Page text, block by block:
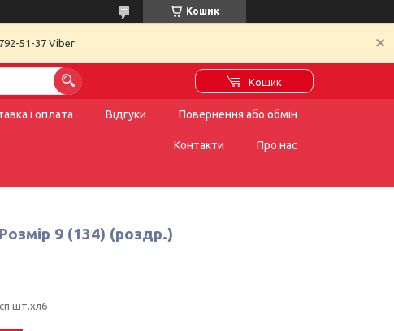
Кошик
51-37 Viber
Кошик
і оплата Відгуки Повернення або обмін
Контакти Про нас
9 (134) (роздр.)
сп.шт.хл6